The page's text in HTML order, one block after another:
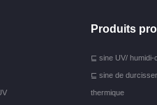
Produits
⊑ sine UV/ humidi-
⊑ sine de
thermique